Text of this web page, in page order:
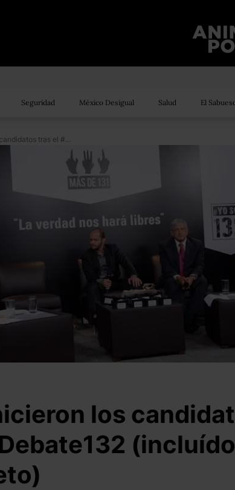
Seguridad México Desigual Salud El
Lo que hicieron los candidatos tras el #Debate132 (incluído Peña Nieto)
los
(incluído